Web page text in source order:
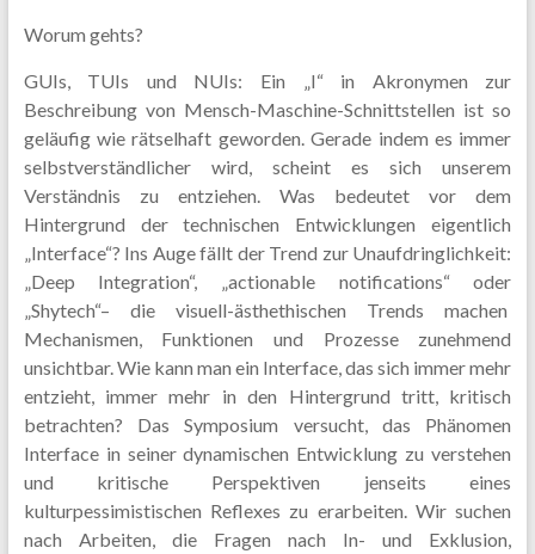
Worum gehts?
GUIs, TUIs und NUIs: Ein „I“ in Akronymen zur
Beschreibung von Mensch-Maschine-Schnittstellen ist so
geläufig wie rätselhaft geworden. Gerade indem es immer
selbstverständlicher wird, scheint es sich unserem
Verständnis zu entziehen. Was bedeutet vor dem
Hintergrund der technischen Entwicklungen eigentlich
„Interface“? Ins Auge fällt der Trend zur Unaufdringlichkeit:
„Deep Integration“, „actionable notifications“ oder
„Shytech“– die visuell-ästhethischen Trends machen
Mechanismen, Funktionen und Prozesse zunehmend
unsichtbar. Wie kann man ein Interface, das sich immer mehr
entzieht, immer mehr in den Hintergrund tritt, kritisch
betrachten? Das Symposium versucht, das Phänomen
Interface in seiner dynamischen Entwicklung zu verstehen
und kritische Perspektiven jenseits eines
kulturpessimistischen Reflexes zu erarbeiten. Wir suchen
nach Arbeiten, die Fragen nach In- und Exklusion,